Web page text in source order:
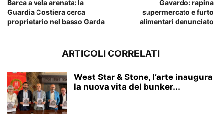
Barca a vela arenata: la
Guardia Costiera cerca
proprietario nel basso Garda
Gavardo: rapina
supermercato e furto
alimentari denunciato
ARTICOLI CORRELATI
West Star & Stone, l’arte inaugura
la nuova vita del bunker...